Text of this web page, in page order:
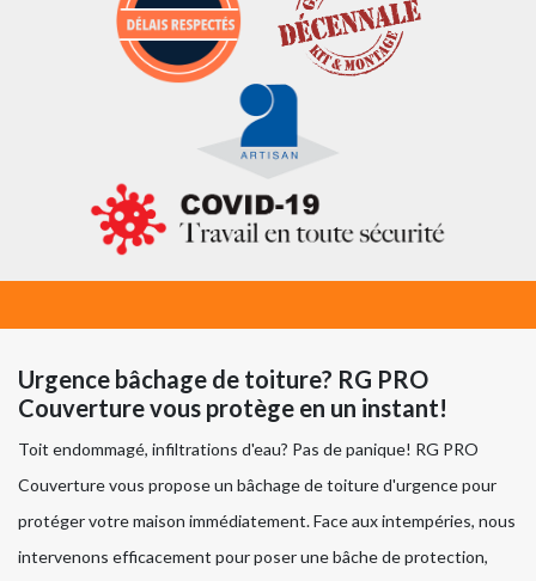
Urgence bâchage de toiture? RG PRO
Couverture vous protège en un instant!
Toit endommagé, infiltrations d'eau? Pas de panique! RG PRO
Couverture vous propose un bâchage de toiture d'urgence pour
protéger votre maison immédiatement. Face aux intempéries, nous
intervenons efficacement pour poser une bâche de protection,